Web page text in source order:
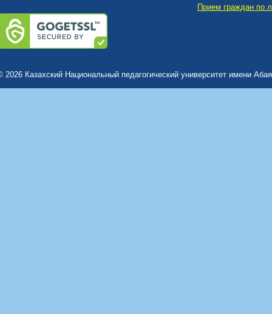
Прием граждан по
2026 Казахский Национальный педагогический университет имени Абая